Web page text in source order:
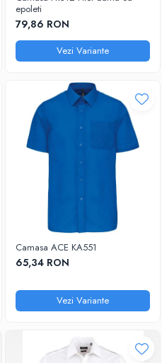
epoleti
79,86 RON
Vezi Variante
Camasa ACE KA551
65,34 RON
Vezi Variante